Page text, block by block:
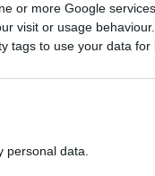
or more Google
visit or usage
tags to use your data
personal data.